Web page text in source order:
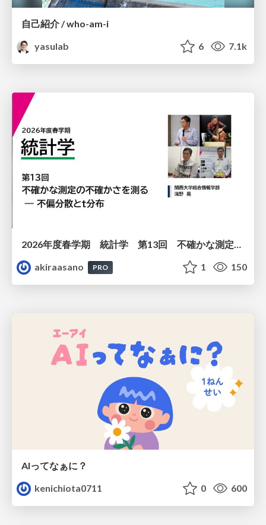
自己紹介 / who-am-i
yasulab
6 7.1k
2026年度春学期 統計学 第13回 不確かな測定の不確かさを測る ― 不偏分散とt分布 (2026. 6. 25)
akiraasano
PRO 1 150
AIってなぁに？
kenichiota0711
0 600